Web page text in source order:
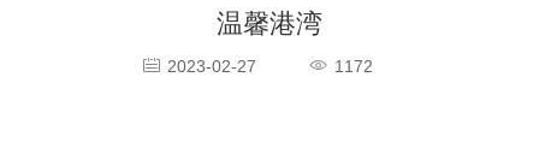
温馨港湾
2023-02-27 1172